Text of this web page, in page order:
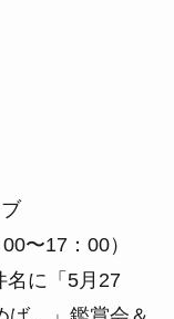
〜17：00）
名に「5月27